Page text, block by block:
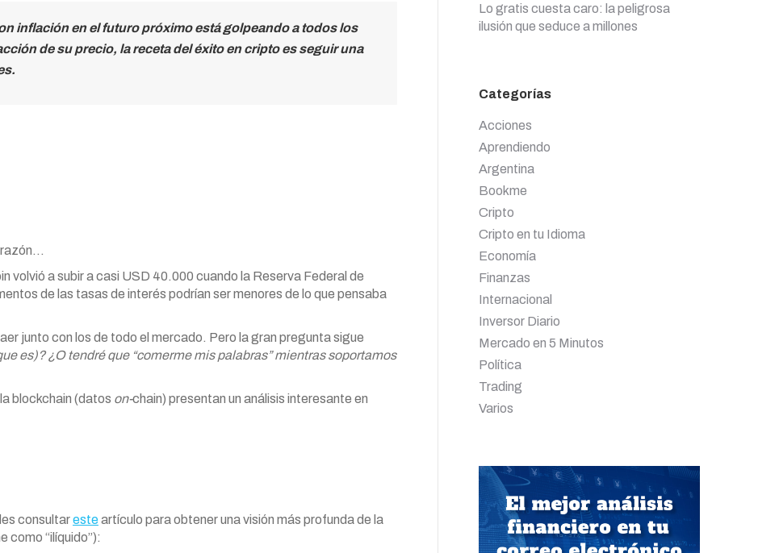
inflación en el futuro próximo está golpeando a todos los
de su precio, la receta del éxito en cripto es seguir una
razón…
volvió a subir a casi USD 40.000 cuando la Reserva Federal de
de las tasas de interés podrían ser menores de lo que pensaba
junto con los de todo el mercado. Pero la gran pregunta sigue
es)? ¿O tendré que “comerme mis palabras” mientras soportamos
blockchain (datos on-chain) presentan un análisis interesante en
consultaresteartículo para obtener una visión más profunda de la
como “ilíquido”):
Lo gratis cuesta caro: la peligrosa
ilusión que seduce a millones
Categorías
Acciones
Aprendiendo
Argentina
Bookme
Cripto
Cripto en tu Idioma
Economía
Finanzas
Internacional
Inversor Diario
Mercado en 5 Minutos
Política
Trading
Varios